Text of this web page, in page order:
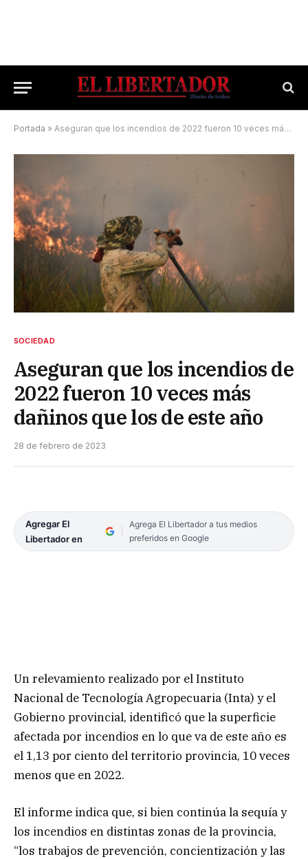
Portada » Aseguran que los incendios de 2022 fueron 10 veces más dañinos que los de este año
SOCIEDAD
Aseguran que los incendios de
2022 fueron 10 veces más
dañinos que los de este año
28 de febrero de 2023
Agregar El
Libertador en
Agrega El Libertador a tus medios
preferidos en Google
Un relevamiento realizado por el Instituto
Nacional de Tecnología Agropecuaria (Inta) y el
Gobierno provincial, identificó que la superficie
afectada por incendios en lo que va de este año es
el 1,13 por ciento del territorio provincia, 10 veces
menos que en 2022.
El informe indica que, si bien continúa la sequía y
los incendios en distintas zonas de la provincia,
“los trabajos de prevención, concientización y las